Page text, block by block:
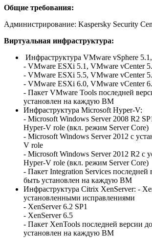
Общие требования:
Администрирование: Kaspersky Security
Виртуальная инфраструктура:
Инфраструктура VMware vSphere
- VMware ESXi 5.1, VMware vCenter
- VMware ESXi 5.5, VMware vCenter
- VMware ESXi 6.0, VMware vCenter
- Пакет VMware Tools последней
установлен на каждую ВМ
Инфраструктура Microsoft Hyper-V:
- Microsoft Windows Server 2008 R2
Hyper-V role (вкл. режим Server Core)
- Microsoft Windows Server 2012 с
V role
- Microsoft Windows Server 2012 R2 с
Hyper-V role (вкл. режим Server Core)
- Пакет Integration Services последней
быть установлен на каждую ВМ
Инфраструктура Citrix XenServer: -
установленными исправлениями
- XenServer 6.2 SP1
- XenServer 6.5
- Пакет XenTools последней версии
установлен на каждую ВМ